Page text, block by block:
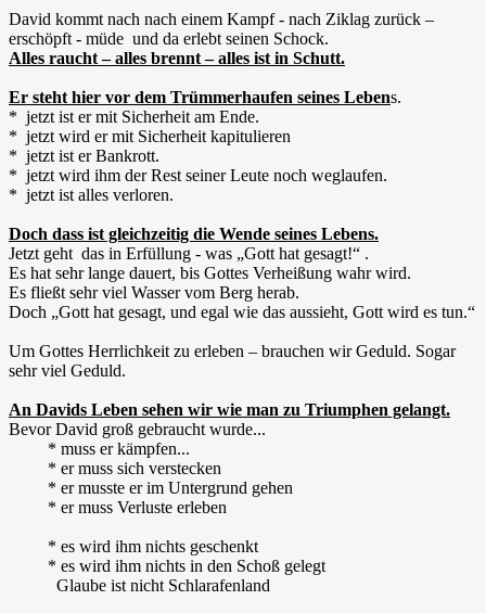
David kommt nach nach einem Kampf - nach Ziklag zurück –
erschöpft - müde und da erlebt seinen Schock.
Alles raucht – alles brennt – alles ist in Schutt.
Er steht hier vor dem Trümmerhaufen seines Lebens.
* jetzt ist er mit Sicherheit am Ende.
* jetzt wird er mit Sicherheit kapitulieren
* jetzt ist er Bankrott.
* jetzt wird ihm der Rest seiner Leute noch weglaufen.
* jetzt ist alles verloren.
Doch dass ist gleichzeitig die Wende seines Lebens.
Jetzt geht das in Erfüllung - was „Gott hat gesagt!“ .
Es hat sehr lange dauert, bis Gottes Verheißung wahr wird.
Es fließt sehr viel Wasser vom Berg herab.
Doch „Gott hat gesagt, und egal wie das aussieht, Gott wird es tun.“
Um Gottes Herrlichkeit zu erleben – brauchen wir Geduld. Sogar
sehr viel Geduld.
An Davids Leben sehen wir wie man zu Triumphen gelangt.
Bevor David groß gebraucht wurde...
* muss er kämpfen...
* er muss sich verstecken
* er musste er im Untergrund gehen
* er muss Verluste erleben
* es wird ihm nichts geschenkt
* es wird ihm nichts in den Schoß gelegt
Glaube ist nicht Schlarafenland